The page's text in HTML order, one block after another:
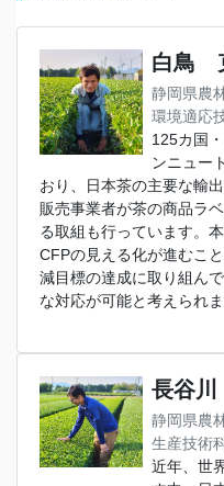
白鳥
静岡県農
環境適応
125カ国
ンニュー
おり、日本茶の主要な輸
販売事業者が茶の商品ラ
る取組も行っています。
CFPの見える化が進むこ
減目標の達成に取り組ん
な対応が可能と考えられま
長谷
静岡県農
生産技術
近年、世